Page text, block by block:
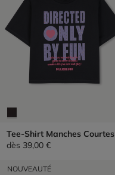
Tee-Shirt Manches Courtes
dès 39,00 €
NOUVEAUTÉ